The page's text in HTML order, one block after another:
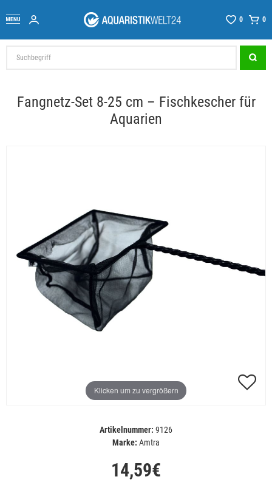
0 0
Fangnetz-Set 8-25 cm – Fischkescher für
Aquarien
Klicken um zu vergrößern
Artikelnummer: 9126
Marke: Amtra
14,59€